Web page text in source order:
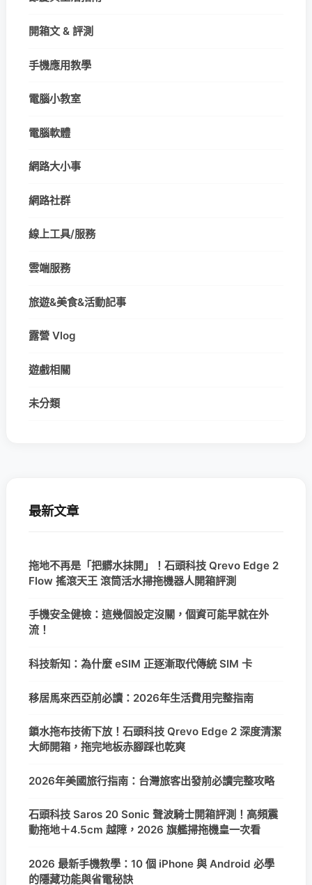
開箱文 & 評測
手機應用教學
電腦小教室
電腦軟體
網路大小事
網路社群
線上工具/服務
雲端服務
旅遊&美食&活動記事
露營 Vlog
遊戲相關
未分類
最新文章
拖地不再是「把髒水抹開」！石頭科技 Qrevo Edge 2
Flow 搖滾天王 滾筒活水掃拖機器人開箱評測
手機安全健檢：這幾個設定沒關，個資可能早就在外
流！
科技新知：為什麼 eSIM 正逐漸取代傳統 SIM 卡
移居馬來西亞前必讀：2026年生活費用完整指南
鎖水拖布技術下放！石頭科技 Qrevo Edge 2 深度清潔
大師開箱，拖完地板赤腳踩也乾爽
2026年美國旅行指南：台灣旅客出發前必讀完整攻略
石頭科技 Saros 20 Sonic 聲波騎士開箱評測！高頻震
動拖地＋4.5cm 越障，2026 旗艦掃拖機皇一次看
2026 最新手機教學：10 個 iPhone 與 Android 必學
的隱藏功能與省電秘訣